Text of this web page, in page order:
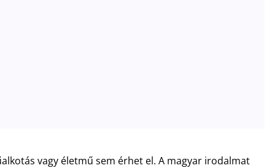
vagy életmű sem érhet el. A magyar irodalmat